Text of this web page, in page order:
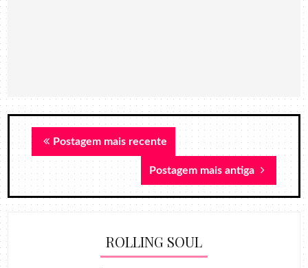
Postagem mais recente
Postagem mais antiga
ROLLING SOUL